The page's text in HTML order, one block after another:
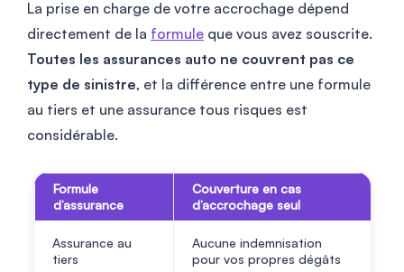
La prise en charge de votre accrochage dépend
directement de la formule que vous avez souscrite.
Toutes les assurances auto ne couvrent pas ce
type de sinistre, et la différence entre une formule
au tiers et une assurance tous risques est
considérable.
Formule
d’assurance
Couverture en cas
d’accrochage seul
Assurance au
tiers
Aucune indemnisation
pour vos propres dégâts